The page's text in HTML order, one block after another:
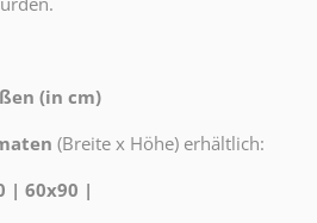
(in cm)
(Breite x Höhe) erhältlich:
| 60x90 |